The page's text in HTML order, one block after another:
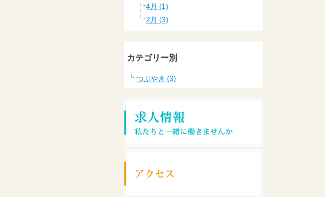
4月 (1)
2月 (3)
カテゴリー別
つぶやき (3)